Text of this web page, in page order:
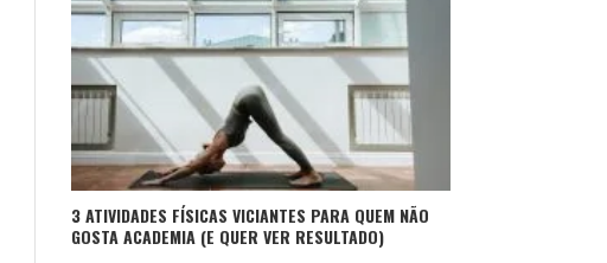
3 ATIVIDADES FÍSICAS VICIANTES PARA QUEM NÃO
GOSTA ACADEMIA (E QUER VER RESULTADO)